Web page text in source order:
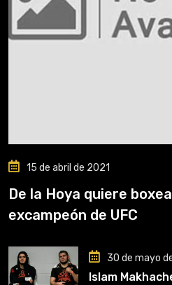
15 de abril de 2021
De la Hoya quiere
excampeón de UFC
30 de mayo
Islam